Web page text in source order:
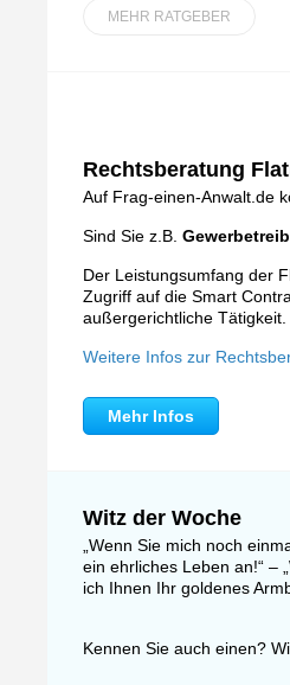
MEHR RATGEBER
Rechtsberatung
Auf Frag-einen-Anwalt.de
Sind Sie z.B.
Der Leistungsumfang der
Zugriff auf die Smart
außergerichtliche Tätigkeit.
Weitere Infos zur
Mehr Infos
Witz der Woche
„Wenn Sie mich noch
ein ehrliches Leben an!“ –
ich Ihnen Ihr goldenes
Kennen Sie auch einen?